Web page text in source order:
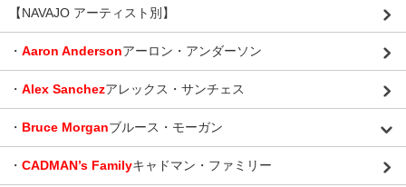
【NAVAJO アーティスト別】
・ Aaron Andersonアーロン・アンダーソン
・ Alex Sanchezアレックス・サンチェス
・ Bruce Morganブルース・モーガン
・ CADMAN’s Familyキャドマン・ファミリー